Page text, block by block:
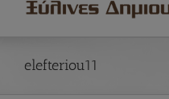
elefteriou11